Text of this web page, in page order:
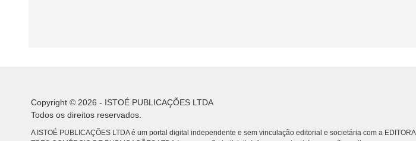
Copyright © 2026 - ISTOÉ PUBLICAÇÕES LTDA
Todos os direitos reservados.
A ISTOÉ PUBLICAÇÕES LTDA é um portal digital independente e sem vinculação editorial e societária com a EDITORA